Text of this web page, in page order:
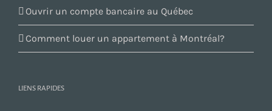
Ouvrir un compte bancaire au Québec
Comment louer un appartement à Montréal?
LIENS RAPIDES